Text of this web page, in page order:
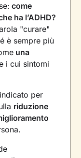
come
ha l’ADHD?
"curare"
è sempre più
una
i cui sintomi
per
riduzione